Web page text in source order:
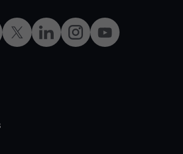
TwitterLinkedInInstagramYouTube